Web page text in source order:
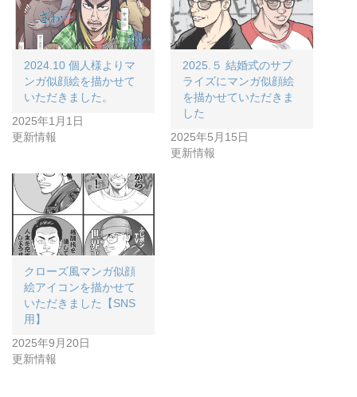
2024.10 個人様よりマ
ンガ似顔絵を描かせて
いただきました。
2025年1月1日
更新情報
2025.５ 結婚式のサプ
ライズにマンガ似顔絵
を描かせていただきま
した
2025年5月15日
更新情報
クローズ風マンガ似顔
絵アイコンを描かせて
いただきました【SNS
用】
2025年9月20日
更新情報